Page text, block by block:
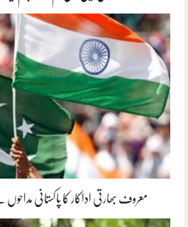
معروف بھارتی اداکار کا پاکستانی